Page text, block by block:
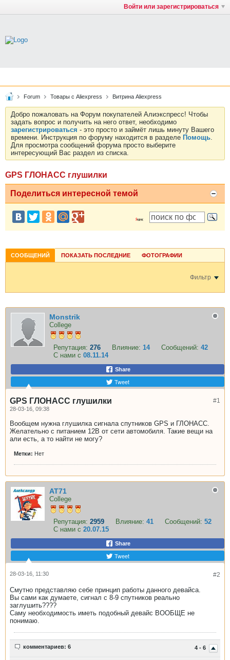
Войти или зарегистрироваться
Forum Товары с Aliexpress Витрина Aliexpress
Добро пожаловать на Форум покупателей Алиэкспресс! Чтобы
задать вопрос и получить на него ответ, необходимо
зарегистрироваться - это просто и займёт лишь минуту Вашего
времени. Инструкция по форуму находится в разделе Помощь.
Для просмотра сообщений форума просто выберите
интересующий Вас раздел из списка.
GPS ГЛОНАСС глушилки
Поделиться интересной темой
СООБЩЕНИЙ ПОКАЗАТЬ ПОСЛЕДНИЕ ФОТОГРАФИИ
Фильтр
Monstrik
College
Репутация: 276 Влияние: 14 Сообщений: 42
С нами с 08.11.14
Share
Tweet
#1
GPS ГЛОНАСС глушилки
28-03-16, 09:38
Вообщем нужна глушилка сигнала спутников GPS и ГЛОНАСС.
Желательно с питанием 12В от сети автомобиля. Такие вещи на
али есть, а то найти не могу?
Метки: Нет
AT71
College
Репутация: 2959 Влияние: 41 Сообщений: 52
С нами с 20.07.15
Share
Tweet
#2
28-03-16, 11:30
Смутно представляю себе принцип работы данного девайса.
Вы сами как думаете, сигнал с 8-9 спутников реально
заглушить????
Саму необходимость иметь подобный девайс ВООБЩЕ не
понимаю.
4 - 6
комментариев: 6